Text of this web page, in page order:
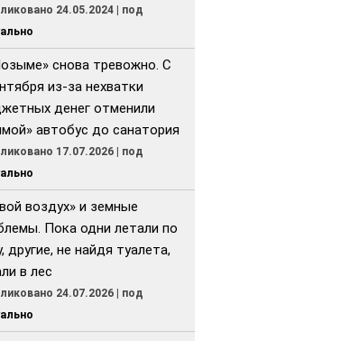
24.05.2024 | под
снова тревожно. С
из-за нехватки
денег отменили
автобус до санатория
17.07.2026 | под
воздух» и земные
Пока одни летали по
другие, не найдя туалета,
в лес
24.07.2026 | под